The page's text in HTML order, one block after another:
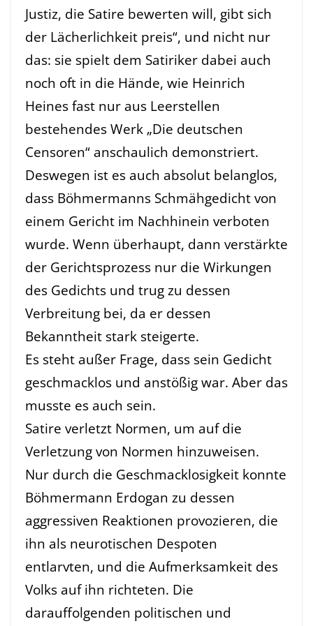
Justiz, die Satire bewerten will, gibt sich
der Lächerlichkeit preis“, und nicht nur
das: sie spielt dem Satiriker dabei auch
noch oft in die Hände, wie Heinrich
Heines fast nur aus Leerstellen
bestehendes Werk „Die deutschen
Censoren“ anschaulich demonstriert.
Deswegen ist es auch absolut belanglos,
dass Böhmermanns Schmähgedicht von
einem Gericht im Nachhinein verboten
wurde. Wenn überhaupt, dann verstärkte
der Gerichtsprozess nur die Wirkungen
des Gedichts und trug zu dessen
Verbreitung bei, da er dessen
Bekanntheit stark steigerte.
Es steht außer Frage, dass sein Gedicht
geschmacklos und anstößig war. Aber das
musste es auch sein.
Satire verletzt Normen, um auf die
Verletzung von Normen hinzuweisen.
Nur durch die Geschmacklosigkeit konnte
Böhmermann Erdogan zu dessen
aggressiven Reaktionen provozieren, die
ihn als neurotischen Despoten
entlarvten, und die Aufmerksamkeit des
Volks auf ihn richteten. Die
darauffolgenden politischen und